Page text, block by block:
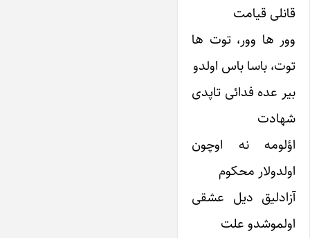
قانلی قیامت
وور ها وور، توت ها
توت، باسا باس اولدو
بیر عده فدائی تاپدی
شهادت
اؤلومه نه اوچون
اولدولار محکوم
آزادلیق دیل عشقی
اولموشدو علت